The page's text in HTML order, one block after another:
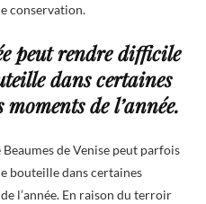
conservation.
peut rendre difficile
dans certaines
de l’année.
de Venise peut parfois
bouteille dans certaines
l’année. En raison du terroir